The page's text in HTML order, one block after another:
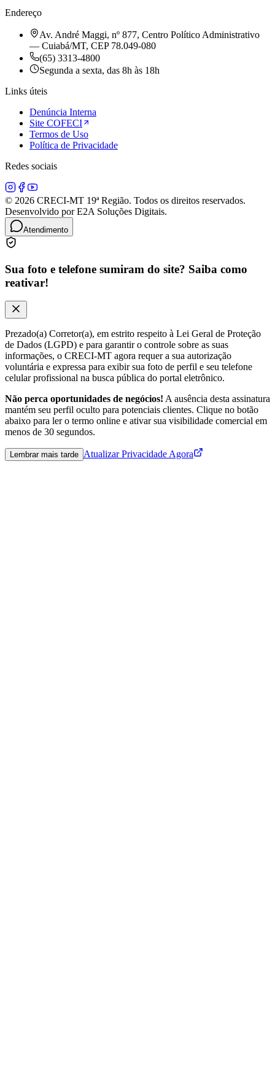
Endereço
Av. André Maggi, nº 877, Centro Político Administrativo
— Cuiabá/MT, CEP 78.049-080
(65) 3313-4800
Segunda a sexta, das 8h às 18h
Links úteis
Denúncia Interna
Site COFECI
Termos de Uso
Política de Privacidade
Redes sociais
© 2026 CRECI-MT 19ª Região. Todos os direitos reservados.
Desenvolvido por E2A Soluções Digitais.
Atendimento
Sua foto e telefone sumiram do site? Saiba como
reativar!
Prezado(a) Corretor(a), em estrito respeito à Lei Geral de Proteção
de Dados (LGPD) e para garantir o controle sobre as suas
informações, o CRECI-MT agora requer a sua autorização
voluntária e expressa para exibir sua foto de perfil e seu telefone
celular profissional na busca pública do portal eletrônico.
Não perca oportunidades de negócios! A ausência desta assinatura
mantém seu perfil oculto para potenciais clientes. Clique no botão
abaixo para ler o termo online e ativar sua visibilidade comercial em
menos de 30 segundos.
Lembrar mais tarde Atualizar Privacidade Agora